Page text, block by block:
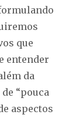
que
entender
da
“pouca
aspectos